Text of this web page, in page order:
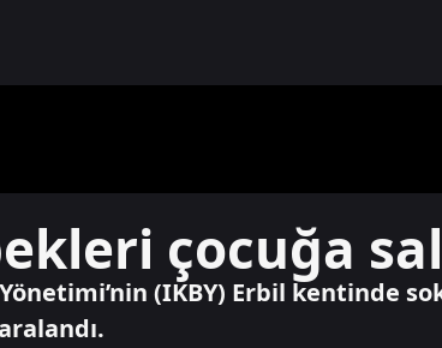
çocuğa
(IKBY) Erbil kentinde